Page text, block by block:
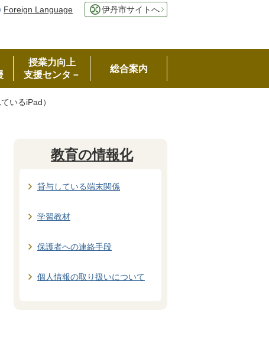
Foreign Language 伊丹市サイトへ
授業力向上
支援センタ－
総合案内
いるiPad）
教育の情報化
貸与している端末関係
学習教材
保護者への連絡手段
個人情報の取り扱いについて